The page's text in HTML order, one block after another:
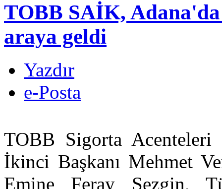
TOBB SAİK,
araya geldi
Yazdır
e-Posta
TOBB Sigorta
İkinci Başkanı Mehmet
Emine Feray Sezgin,